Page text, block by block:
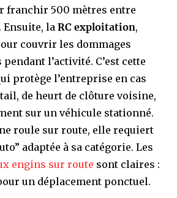
franchir 500 mètres entre
Ensuite, la RC exploitation,
couvrir les dommages
l’activité. C’est cette
protège l’entreprise en cas
de heurt de clôture voisine,
sur un véhicule stationné.
roule sur route, elle requiert
adaptée à sa catégorie. Les
engins sur route sont claires :
un déplacement ponctuel.